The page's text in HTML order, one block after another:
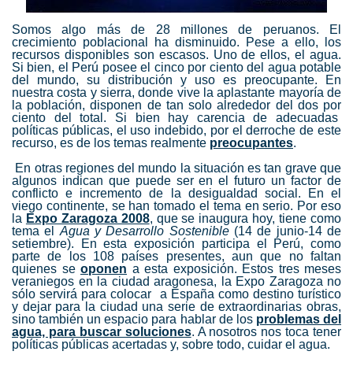
Somos algo más de 28 millones de peruanos. El
crecimiento poblacional ha disminuido. Pese a ello, los
recursos disponibles son escasos. Uno de ellos, el agua.
Si bien, el Perú posee el cinco por ciento del agua potable
del mundo, su distribución y uso es preocupante. En
nuestra costa y sierra, donde vive la aplastante mayoría de
la población, disponen de tan solo alrededor del dos por
ciento del total. Si bien hay carencia de adecuadas
políticas públicas, el uso indebido, por el derroche de este
recurso, es de los temas realmente preocupantes.
En otras regiones del mundo la situación es tan grave que
algunos indican que puede ser en el futuro un factor de
conflicto e incremento de la desigualdad social. En el
viego continente, se han tomado el tema en serio. Por eso
la Expo Zaragoza 2008, que se inaugura hoy, tiene como
tema el Agua y Desarrollo Sostenible(14 de junio-14 de
setiembre). En esta exposición participa el Perú, como
parte de los 108 países presentes, aun que no faltan
quienes se oponen a esta exposición. Estos tres meses
veraniegos en la ciudad aragonesa, la Expo Zaragoza no
sólo servirá para colocar a España como destino turístico
y dejar para la ciudad una serie de extraordinarias obras,
sino también un espacio para hablar de los problemas del
agua, para buscar soluciones. A nosotros nos toca tener
políticas públicas acertadas y, sobre todo, cuidar el agua.